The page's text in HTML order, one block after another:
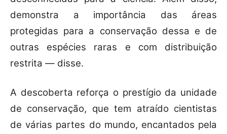
demonstra a importância das áreas
protegidas para a conservação dessa e de
outras espécies raras e com distribuição
restrita — disse.
A descoberta reforça o prestígio da unidade
de conservação, que tem atraído cientistas
de várias partes do mundo, encantados pela